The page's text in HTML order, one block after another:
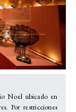
Noel ubicado en
Por restricciones